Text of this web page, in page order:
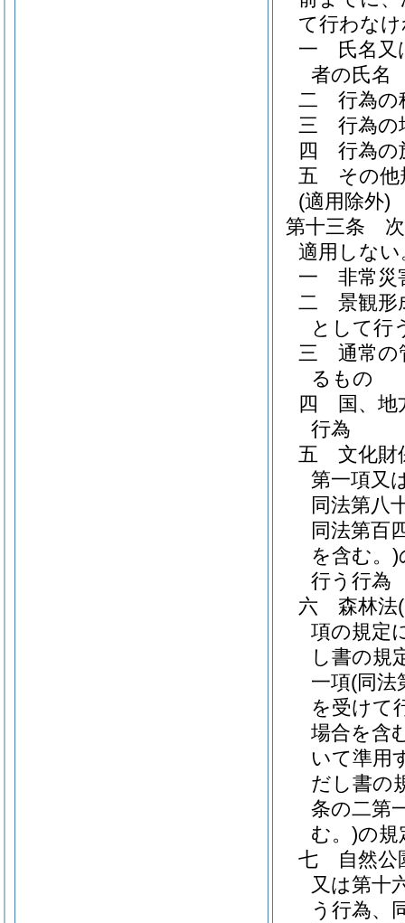
て行わな
一
氏名
者の氏名
二
行為の
三
行為の
四
行為の
五
その
(適用除外)
第十三条
適用しない
一
非常災
二
景観形
として行
三
通常の
るもの
四
国、
行為
五
文化財
第一項又
同法第八
同法第百
を含む。)
行う行為
六
森林法
項の規定
し書の規
一項(同法
を受けて
場合を含
いて準用
だし書の
条の二第
む。)の規
七
自然公
又は第十
う行為、